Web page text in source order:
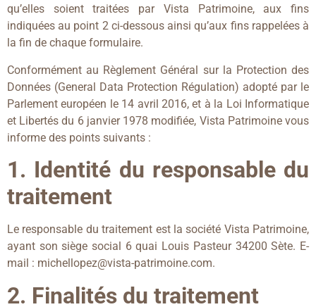
qu’elles soient traitées par Vista Patrimoine, aux fins
indiquées au point 2 ci-dessous ainsi qu’aux fins rappelées à
la fin de chaque formulaire.
Conformément au Règlement Général sur la Protection des
Données (General Data Protection Régulation) adopté par le
Parlement européen le 14 avril 2016, et à la Loi Informatique
et Libertés du 6 janvier 1978 modifiée, Vista Patrimoine vous
informe des points suivants :
1. Identité du responsable du
traitement
Le responsable du traitement est la société Vista Patrimoine,
ayant son siège social 6 quai Louis Pasteur 34200 Sète. E-
mail : michellopez@vista-patrimoine.com.
2. Finalités du traitement